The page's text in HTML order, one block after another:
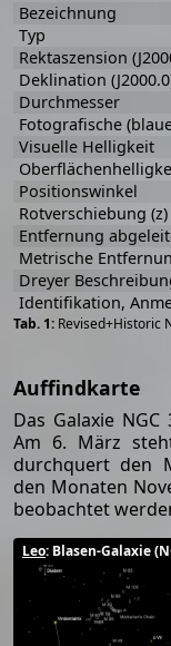
Revised+Historic
Bezeichnung
Typ
Rektaszension
Deklination
Durchmesser
Fotografische
Visuelle Helligkeit
Positionswinkel
Rotverschiebung (z)
Entfernung
Metrische
Dreyer
Identifikation,
Auffindkarte
Das Galaxie
Am 6. März
durchquert den
den Monaten
beobachtet
Leo: Blasen-Galaxie